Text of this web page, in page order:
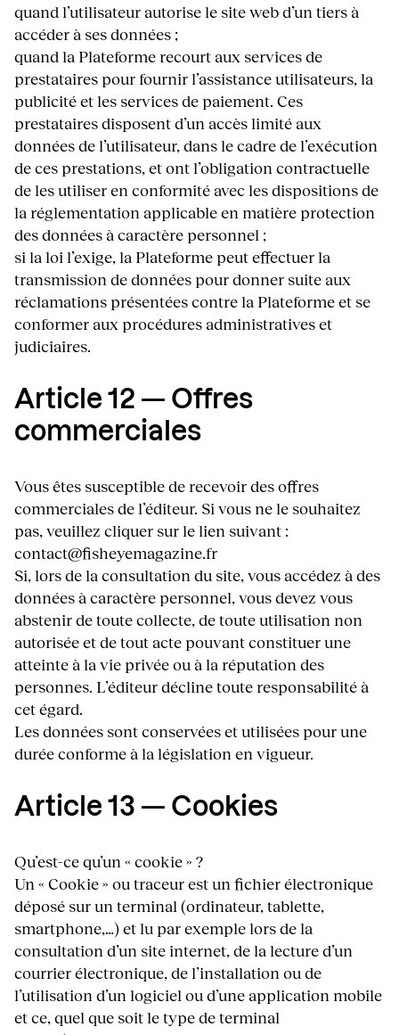
quand l’utilisateur autorise le site web d’un tiers à
accéder à ses données ;
quand la Plateforme recourt aux services de
prestataires pour fournir l’assistance utilisateurs, la
publicité et les services de paiement. Ces
prestataires disposent d’un accès limité aux
données de l’utilisateur, dans le cadre de l’exécution
de ces prestations, et ont l’obligation contractuelle
de les utiliser en conformité avec les dispositions de
la réglementation applicable en matière protection
des données à caractère personnel ;
si la loi l’exige, la Plateforme peut effectuer la
transmission de données pour donner suite aux
réclamations présentées contre la Plateforme et se
conformer aux procédures administratives et
judiciaires.
Article 12 — Offres
commerciales
Vous êtes susceptible de recevoir des offres
commerciales de l’éditeur. Si vous ne le souhaitez
pas, veuillez cliquer sur le lien suivant :
contact@fisheyemagazine.fr
Si, lors de la consultation du site, vous accédez à des
données à caractère personnel, vous devez vous
abstenir de toute collecte, de toute utilisation non
autorisée et de tout acte pouvant constituer une
atteinte à la vie privée ou à la réputation des
personnes. L’éditeur décline toute responsabilité à
cet égard.
Les données sont conservées et utilisées pour une
durée conforme à la législation en vigueur.
Article 13 — Cookies
Qu’est-ce qu’un « cookie » ?
Un « Cookie » ou traceur est un fichier électronique
déposé sur un terminal (ordinateur, tablette,
smartphone,…) et lu par exemple lors de la
consultation d’un site internet, de la lecture d’un
courrier électronique, de l’installation ou de
l’utilisation d’un logiciel ou d’une application mobile
et ce, quel que soit le type de terminal